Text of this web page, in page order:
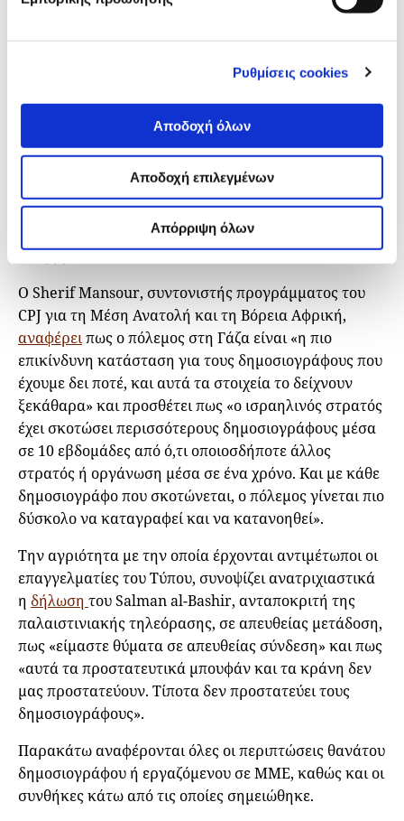
Ρυθμίσεις cookies
Αποδοχή όλων
Αποδοχή επιλεγμένων
Απόρριψη όλων
ραδιοτηλεοπτικού φορέα Palestine TV, Mohammed
Abu Hatab, ο οποίος σκοτώθηκε μαζί με 11 μέλη της
στο σπίτι τους στο Χαν Γιουνίς, στη νότια Λωρίδα της
Γάζας.
Αντίστοιχα, ο γνωστός δημοσιογράφος Bilal Jadallah
σκοτώθηκε από ισραηλινή επίθεση που έπληξε
απευθείας το αυτοκίνητό του την ώρα που
προσπαθούσε να απομακρυνθεί από την πόλη της
Γάζας μέσω της συνοικίας Ζεϊτούν το πρωί της 19ης
Νοεμβρίου.
O Sherif Mansour, συντονιστής προγράμματος του
CPJ για τη Μέση Ανατολή και τη Βόρεια Αφρική,
αναφέρειπως ο πόλεμος στη Γάζα είναι «η πιο
επικίνδυνη κατάσταση για τους δημοσιογράφους που
έχουμε δει ποτέ, και αυτά τα στοιχεία το δείχνουν
ξεκάθαρα» και προσθέτει πως «ο ισραηλινός στρατός
έχει σκοτώσει περισσότερους δημοσιογράφους μέσα
σε 10 εβδομάδες από ό,τι οποιοσδήποτε άλλος
στρατός ή οργάνωση μέσα σε ένα χρόνο. Και με κάθε
δημοσιογράφο που σκοτώνεται, ο πόλεμος γίνεται πιο
δύσκολο να καταγραφεί και να κατανοηθεί».
Την αγριότητα με την οποία έρχονται αντιμέτωποι οι
επαγγελματίες του Τύπου, συνοψίζει ανατριχιαστικά
η δήλωση του Salman al-Bashir, ανταποκριτή της
παλαιστινιακής τηλεόρασης, σε απευθείας μετάδοση,
πως «είμαστε θύματα σε απευθείας σύνδεση» και πως
«αυτά τα προστατευτικά μπουφάν και τα κράνη δεν
μας προστατεύουν. Τίποτα δεν προστατεύει τους
δημοσιογράφους».
Παρακάτω αναφέρονται όλες οι περιπτώσεις θανάτου
δημοσιογράφου ή εργαζόμενου σε ΜΜΕ, καθώς και οι
συνθήκες κάτω από τις οποίες σημειώθηκε.